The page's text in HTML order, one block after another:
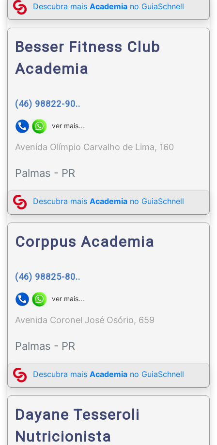
Descubra mais Academia no GuiaSchnell
Besser Fitness Club
Academia
(46) 98822-90..
ver mais...
Avenida Olímpio Carvalho de Lima, 160
Palmas - PR
Descubra mais Academia no GuiaSchnell
Corppus Academia
(46) 98825-80..
ver mais...
Avenida Coronel José Osório, 659
Palmas - PR
Descubra mais Academia no GuiaSchnell
Dayane Tesseroli
Nutricionista